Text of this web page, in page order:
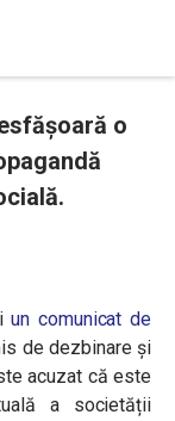
o
un comunicat de
de dezbinare și
acuzat că este
a societății